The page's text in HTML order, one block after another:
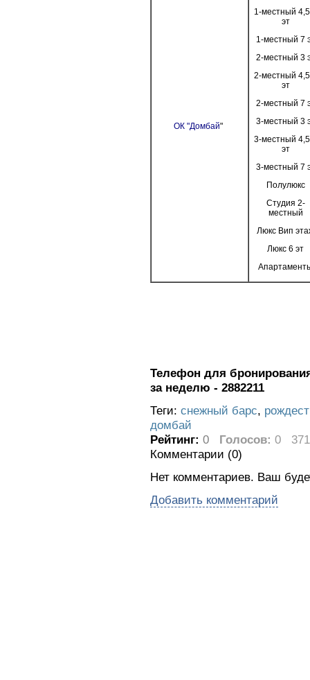
ОК "Домбай"
1-местный
эт
1-местный 7
2-местный 3
2-местный
эт
2-местный 7
3-местный 3
3-местный
эт
3-местный 7
Полулюкс
Студия 2-
местный
Люкс Вип
Люкс 6 эт
Телефон для
за неделю - 2882211
Теги: снежный барс,
домбай
Рейтинг: 0 Голосов: 0
Комментарии (0)
Нет комментариев. Ваш
Добавить комментарий